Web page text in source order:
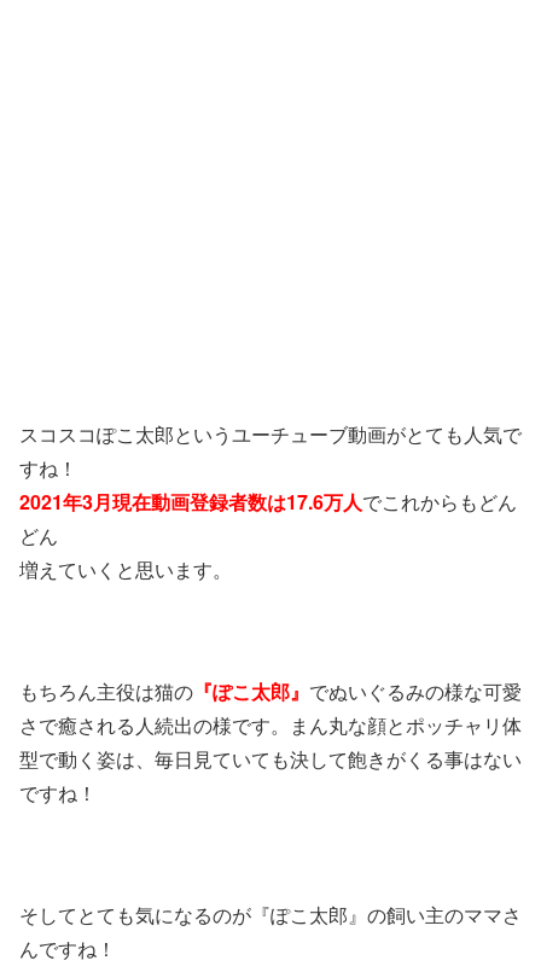
スコスコぽこ太郎というユーチューブ動画がとても人気で
すね！
2021年3月現在動画登録者数は17.6万人でこれからもどん
どん
増えていくと思います。
もちろん主役は猫の 『ぽこ太郎』 でぬいぐるみの様な可愛
さで癒される人続出の様です。まん丸な顔とポッチャリ体
型で動く姿は、毎日見ていても決して飽きがくる事はない
ですね！
そしてとても気になるのが『ぽこ太郎』の飼い主のママさ
んですね！